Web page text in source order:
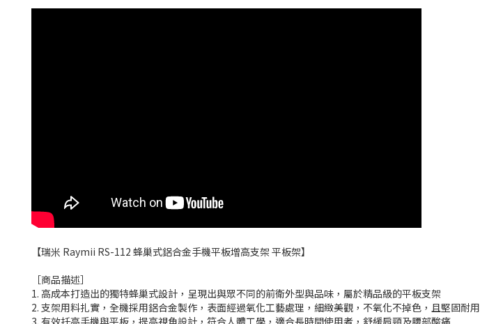
【瑞米 Raymii RS-112 蜂巢式鋁合金手機平板增高支架 平板架】
［商品描述］
1. 高成本打造出的獨特蜂巢式設計，呈現出與眾不同的前衛外型與品味，屬於精品級的平板支架
2. 支架用料扎實，全機採用鋁合金製作，表面經過氧化工藝處理，細緻美觀，不氧化不掉色，且堅固耐用
3. 有效托高手機與平板，提高視角設計，符合人體工學，適合長時間使用者，舒緩肩頸及腰部酸痛